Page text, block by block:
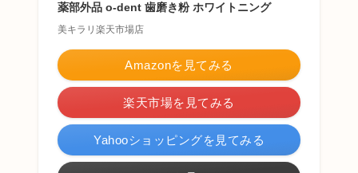
薬部外品 o-dent 歯磨き粉 ホワイトニング
美キラリ楽天市場店
Amazonを見てみる
楽天市場を見てみる
Yahooショッピングを見てみる